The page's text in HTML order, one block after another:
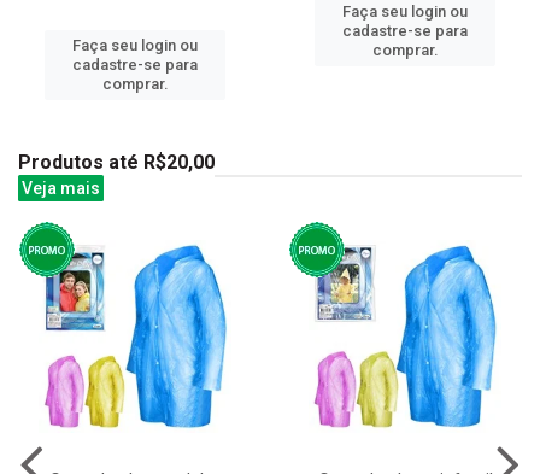
Faça seu login ou
cadastre-se para
comprar.
Faça seu login ou
cadastre-se para
comprar.
Produtos até R$20,00
Veja mais